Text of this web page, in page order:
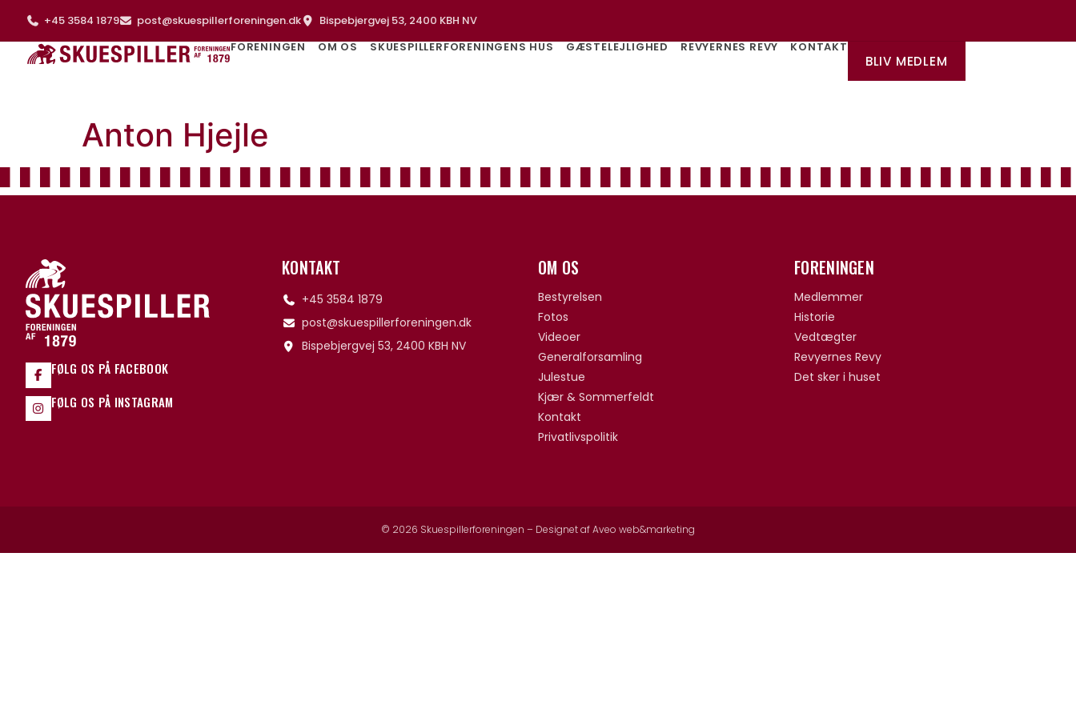
+45 3584 1879 post@skuespillerforeningen.dk
Bispebjergvej 53, 2400 KBH NV
FORENINGEN
OM OS SKUESPILLERFORENINGENS HUS GÆSTELEJLIGHED REVYERNES REVY KONTAKT
BLIV MEDLEM
Anton Hjejle
FØLG OS PÅ FACEBOOK
FØLG OS PÅ INSTAGRAM
KONTAKT
+45 3584 1879
post@skuespillerforeningen.dk
Bispebjergvej 53, 2400 KBH NV
OM OS
Bestyrelsen
Fotos
Videoer
Generalforsamling
Julestue
Kjær & Sommerfeldt
Kontakt
Privatlivspolitik
FORENINGEN
Medlemmer
Historie
Vedtægter
Revyernes Revy
Det sker i huset
© 2026 Skuespillerforeningen – Designet afAveo web&marketing